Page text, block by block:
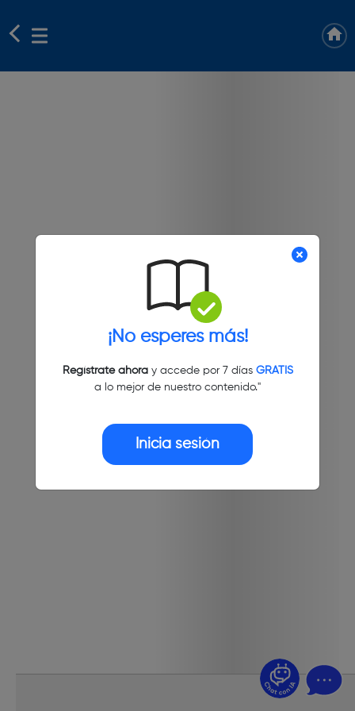
¡No esperes más!
Regístrate ahoray accede por 7 días GRATIS
a lo mejor de nuestro contenido."
Inicia sesión